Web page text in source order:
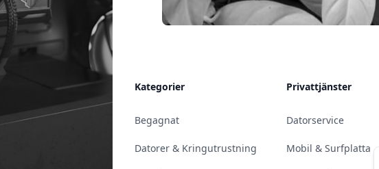
& Öppettider
Kategorier
Begagnat
Datorer & Kringutrustning
Privattjänster
Datorservice
Mobil & Surfplatta